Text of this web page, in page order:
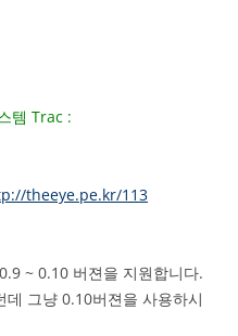
템 Trac :
theeye.pe.kr/113
~ 0.10 버젼을 지원합니다.
그냥 0.10버젼을 사용하시